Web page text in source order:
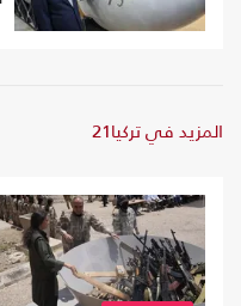
المزيد في تركيا21